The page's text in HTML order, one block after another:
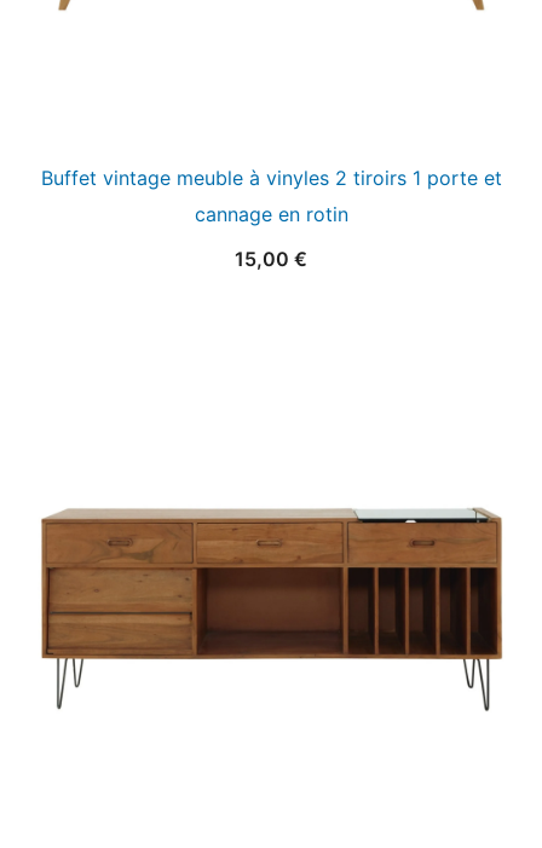
Buffet vintage meuble à vinyles 2 tiroirs 1 porte et
cannage en rotin
15,00 €